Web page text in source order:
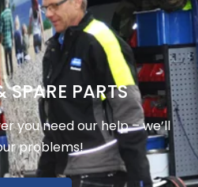
SPARE PARTS
you need our help – we’ll
problems!